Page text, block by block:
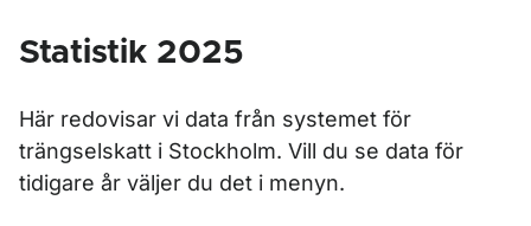
Statistik 2025
Här redovisar vi data från systemet för
trängselskatt i Stockholm. Vill du se data för
tidigare år väljer du det i menyn.